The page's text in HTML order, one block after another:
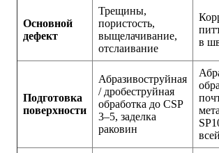
Основной
дефект
Трещины,
пористость,
выщелачивание,
отслаивание
в
Подготовка
поверхности
Абразивоструйная
/ дробеструйная
обработка до CSP
3–5, заделка
раковин